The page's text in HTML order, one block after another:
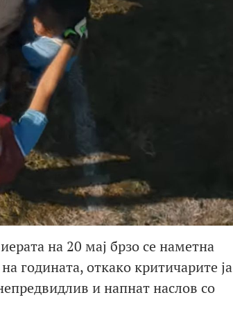
на 20 мај брзо се наметна
годината, откако критичарите ја
и напнат наслов со